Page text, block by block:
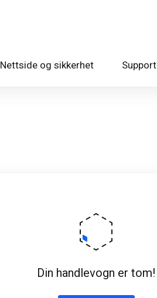
Nettside og sikkerhet Support
Din handlevogn er tom!